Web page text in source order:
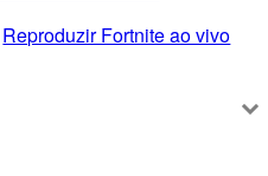
Reproduzir Fortnite ao vivo